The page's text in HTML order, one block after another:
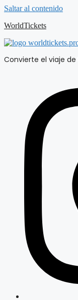
Saltar al contenido
WorldTickets
Convierte el viaje